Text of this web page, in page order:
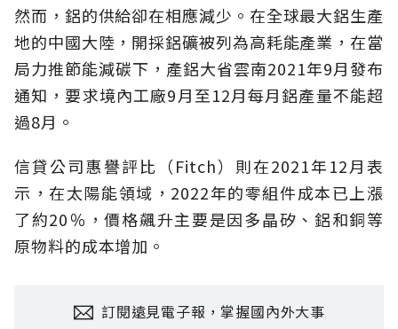
然而，鋁的供給卻在相應減少。在全球最大鋁生產
地的中國大陸，開採鋁礦被列為高耗能產業，在當
局力推節能減碳下，產鋁大省雲南2021年9月發布
通知，要求境內工廠9月至12月每月鋁產量不能超
過8月。
信貸公司惠譽評比（Fitch）則在2021年12月表
示，在太陽能領域，2022年的零組件成本已上漲
了約20％，價格飆升主要是因多晶矽、鋁和銅等
原物料的成本增加。
訂閱遠見電子報，掌握國內外大事